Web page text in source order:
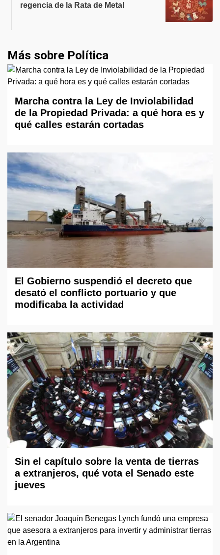
regencia de la Rata de Metal
Más sobre Política
Marcha contra la Ley de Inviolabilidad
de la Propiedad Privada: a qué hora es y
qué calles estarán cortadas
El Gobierno suspendió el decreto que
desató el conflicto portuario y que
modificaba la actividad
Sin el capítulo sobre la venta de tierras
a extranjeros, qué vota el Senado este
jueves